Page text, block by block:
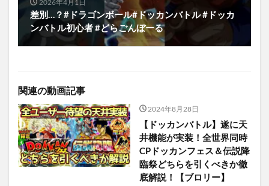
2026年4月1日
差別…？#ドラゴンボール#ドッカンバトル #ドッカ
ンバトル初心者 #どらごんぼーる
関連の動画記事
2024年8月28日
【ドッカンバトル】遂に天
井機能が実装！全世界同時
CPドッカンフェス＆伝説降
臨祭どちらを引くべきか徹
底解説！【ブロリー】